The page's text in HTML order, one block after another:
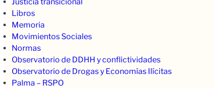
Libros
Memoria
Movimientos Sociales
Normas
Observatorio de DDHH y conflictividades
Observatorio de Drogas y Economías Ilícitas
Palma – RSPO